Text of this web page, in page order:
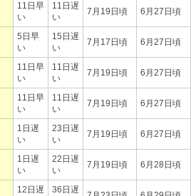
11日早
い
11日遅
い
7月19日頃 6月27日頃
5日早
い
15日遅
い
7月17日頃 6月27日頃
11日早
い
11日遅
い
7月19日頃 6月27日頃
11日早
い
11日遅
い
7月19日頃 6月27日頃
1日遅
い
23日遅
い
7月19日頃 6月27日頃
1日遅
い
22日遅
い
7月19日頃 6月28日頃
12日遅 36日遅